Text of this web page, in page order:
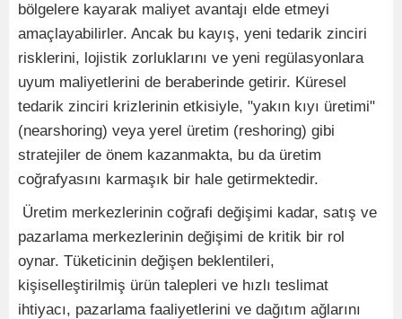
bölgelere kayarak maliyet avantajı elde etmeyi
amaçlayabilirler. Ancak bu kayış, yeni tedarik zinciri
risklerini, lojistik zorluklarını ve yeni regülasyonlara
uyum maliyetlerini de beraberinde getirir. Küresel
tedarik zinciri krizlerinin etkisiyle, "yakın kıyı üretimi"
(nearshoring) veya yerel üretim (reshoring) gibi
stratejiler de önem kazanmakta, bu da üretim
coğrafyasını karmaşık bir hale getirmektedir.
​ Üretim merkezlerinin coğrafi değişimi kadar, satış ve
pazarlama merkezlerinin değişimi de kritik bir rol
oynar. Tüketicinin değişen beklentileri,
kişiselleştirilmiş ürün talepleri ve hızlı teslimat
ihtiyacı, pazarlama faaliyetlerini ve dağıtım ağlarını